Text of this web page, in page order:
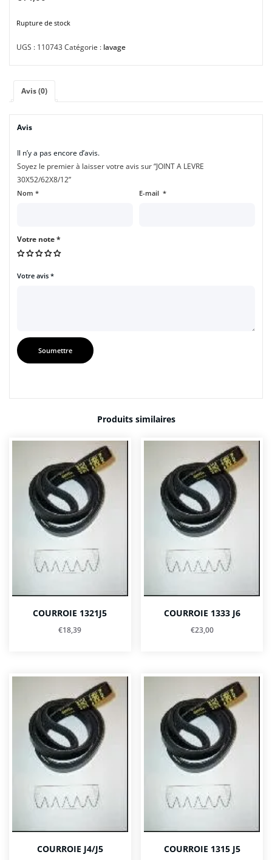
Rupture de stock
UGS : 110743Catégorie : lavage
Avis (0)
Avis
Il n’y a pas encore d’avis.
Soyez le premier à laisser votre avis sur “JOINT A LEVRE
30X52/62X8/12”
Nom * E-mail *
Votre note*
Votre avis *
Produits similaires
COURROIE 1321J5
€18,39
COURROIE 1333 J6
€23,00
COURROIE J4/J5 COURROIE 1315 J5